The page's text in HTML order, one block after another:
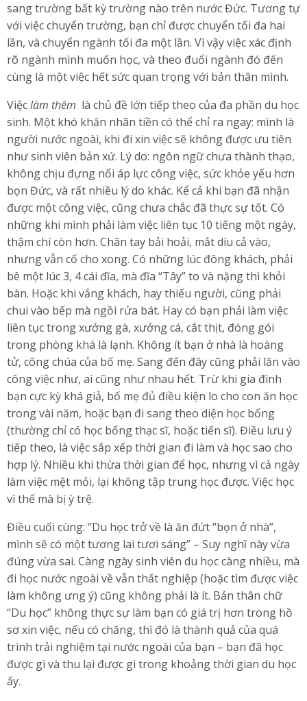
sang trường bất kỳ trường nào trên nước Đức. Tương tự
với việc chuyển trường, bạn chỉ được chuyển tối đa hai
lần, và chuyển ngành tối đa một lần. Vì vậy việc xác định
rõ ngành mình muốn học, và theo đuổi ngành đó đến
cùng là một việc hết sức quan trọng với bản thân mình.
Việclàm thêm là chủ đề lớn tiếp theo của đa phần du học
sinh. Một khó khăn nhãn tiền có thể chỉ ra ngay: mình là
người nước ngoài, khi đi xin việc sẽ không được ưu tiên
như sinh viên bản xứ. Lý do: ngôn ngữ chưa thành thạo,
không chịu đựng nổi áp lực công việc, sức khỏe yếu hơn
bọn Đức, và rất nhiều lý do khác. Kể cả khi bạn đã nhận
được một công việc, cũng chưa chắc đã thực sự tốt. Có
những khi mình phải làm việc liên tục 10 tiếng một ngày,
thậm chí còn hơn. Chân tay bải hoải, mắt díu cả vào,
nhưng vẫn cố cho xong. Có những lúc đông khách, phải
bê một lúc 3, 4 cái đĩa, mà đĩa “Tây” to và nặng thì khỏi
bàn. Hoặc khi vắng khách, hay thiếu người, cũng phải
chui vào bếp mà ngồi rửa bát. Hay có bạn phải làm việc
liên tục trong xưởng gà, xưởng cá, cắt thịt, đóng gói
trong phòng khá là lạnh. Không ít bạn ở nhà là hoàng
tử, công chúa của bố mẹ. Sang đến đây cũng phải lăn vào
công việc như, ai cũng như nhau hết. Trừ khi gia đình
bạn cực kỳ khá giả, bố mẹ đủ điều kiện lo cho con ăn học
trong vài năm, hoặc bạn đi sang theo diện học bổng
(thường chỉ có học bổng thạc sĩ, hoặc tiến sĩ). Điều lưu ý
tiếp theo, là việc sắp xếp thời gian đi làm và học sao cho
hợp lý. Nhiều khi thừa thời gian để học, nhưng vì cả ngày
làm việc mệt mỏi, lại không tập trung học được. Việc học
vì thế mà bị ỳ trệ.
Điều cuối cùng: “Du học trở về là ăn đứt “bọn ở nhà”,
mình sẽ có một tương lai tươi sáng” – Suy nghĩ này vừa
đúng vừa sai. Càng ngày sinh viên du học càng nhiều, mà
đi học nước ngoài về vẫn thất nghiệp (hoặc tìm được việc
làm không ưng ý) cũng không phải là ít. Bản thân chữ
“Du học” không thực sự làm bạn có giá trị hơn trong hồ
sơ xin việc, nếu có chăng, thì đó là thành quả của quá
trình trải nghiệm tại nước ngoài của bạn – bạn đã học
được gì và thu lại được gì trong khoảng thời gian du học
ấy.